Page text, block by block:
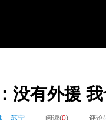
没有外援
苏宁 阅读(0) 评论(